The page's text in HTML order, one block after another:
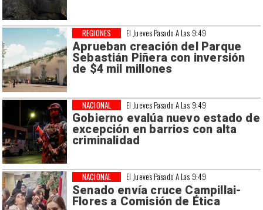
El Jueves Pasado A Las 9:49
Aprueban creación del Parque
Sebastián Piñera con inversión
de $4 mil millones
REGIONES
El Jueves Pasado A Las 9:49
Gobierno evalúa nuevo estado de
excepción en barrios con alta
criminalidad
NACIONAL
El Jueves Pasado A Las 9:49
Senado envía cruce Campillai-
Flores a Comisión de Ética
NACIONAL